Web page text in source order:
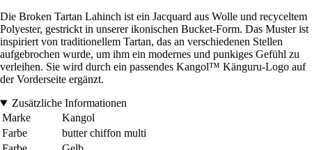
Die Broken Tartan Lahinch ist ein Jacquard aus Wolle und recyceltem
Polyester, gestrickt in unserer ikonischen Bucket-Form. Das Muster ist
inspiriert von traditionellem Tartan, das an verschiedenen Stellen
aufgebrochen wurde, um ihm ein modernes und punkiges Gefühl zu
verleihen. Sie wird durch ein passendes Kangol™ Känguru-Logo auf
der Vorderseite ergänzt.
Zusätzliche Informationen
Marke
Kangol
Farbe
butter chiffon multi